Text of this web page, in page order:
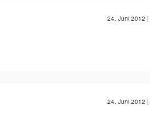
24. Juni 2012 |
24. Juni 2012 |